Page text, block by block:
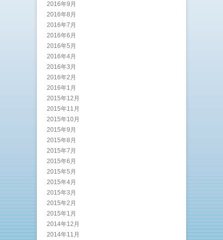
2016年9月
2016年8月
2016年7月
2016年6月
2016年5月
2016年4月
2016年3月
2016年2月
2016年1月
2015年12月
2015年11月
2015年10月
2015年9月
2015年8月
2015年7月
2015年6月
2015年5月
2015年4月
2015年3月
2015年2月
2015年1月
2014年12月
2014年11月